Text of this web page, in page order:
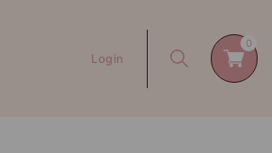
Login
0